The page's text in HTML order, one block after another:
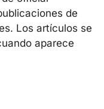
de
Los artículos se
aparece